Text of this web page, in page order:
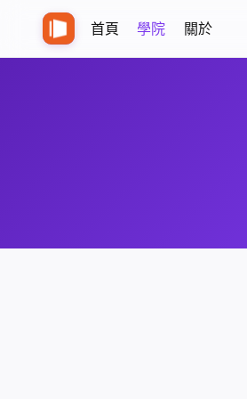
首頁 學院 關於